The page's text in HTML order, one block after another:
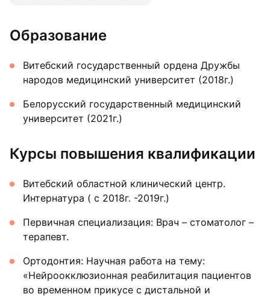
Образование
Витебский государственный ордена Дружбы
народов медицинский университет (2018г.)
Белорусский государственный медицинский
университет (2021г.)
Курсы повышения квалификации
Витебский областной клинический центр.
Интернатура ( с 2018г. -2019г.)
Первичная специализация: Врач – стоматолог –
терапевт.
Ортодонтия: Научная работа на тему:
«Нейроокклюзионная реабилитация пациентов
во временном прикусе с дистальной и